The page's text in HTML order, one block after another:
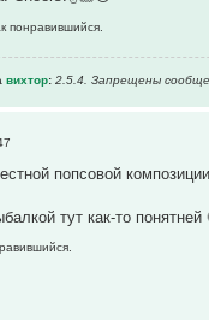
понравившийся.
вихтор: 2.5.4. Запрещены
попсовой
тут как-то понятней